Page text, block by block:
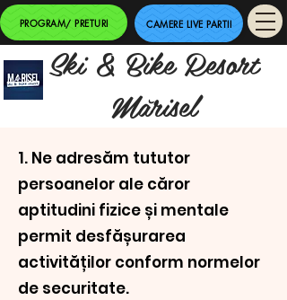
PROGRAM/ PRETURI CAMERE LIVE PARTII
Ski & Bike Resort
Mărisel
1. Ne adresăm tututor
persoanelor ale căror
aptitudini fizice și mentale
permit desfășurarea
activităților conform normelor
de securitate.